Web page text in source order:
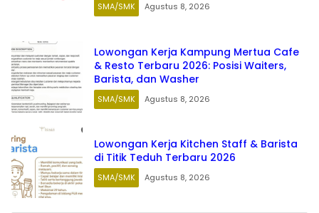
SMA/SMK Agustus 8, 2026
Lowongan Kerja Kampung Mertua Cafe
& Resto Terbaru 2026: Posisi Waiters,
Barista, dan Washer
SMA/SMK Agustus 8, 2026
Lowongan Kerja Kitchen Staff & Barista
di Titik Teduh Terbaru 2026
SMA/SMK Agustus 8, 2026